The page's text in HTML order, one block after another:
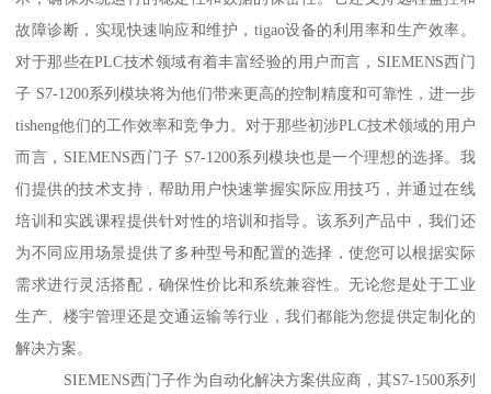
故障诊断，实现快速响应和维护，tigao设备的利用率和生产效率。
对于那些在PLC技术领域有着丰富经验的用户而言，SIEMENS西门
子 S7-1200系列模块将为他们带来更高的控制精度和可靠性，进一步
tisheng他们的工作效率和竞争力。对于那些初涉PLC技术领域的用户
而言，SIEMENS西门子 S7-1200系列模块也是一个理想的选择。我
们提供的技术支持，帮助用户快速掌握实际应用技巧，并通过在线
培训和实践课程提供针对性的培训和指导。该系列产品中，我们还
为不同应用场景提供了多种型号和配置的选择，使您可以根据实际
需求进行灵活搭配，确保性价比和系统兼容性。无论您是处于工业
生产、楼宇管理还是交通运输等行业，我们都能为您提供定制化的
解决方案。
SIEMENS西门子作为自动化解决方案供应商，其S7-1500系列